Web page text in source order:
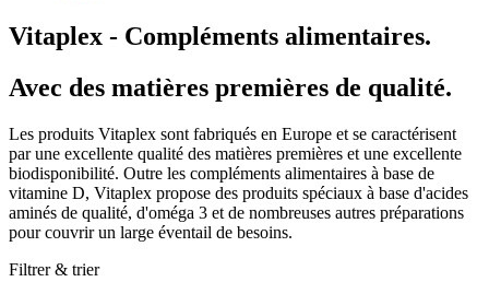
Vitaplex - Compléments alimentaires.
Avec des matières premières de qualité.
Les produits Vitaplex sont fabriqués en Europe et se caractérisent
par une excellente qualité des matières premières et une excellente
biodisponibilité. Outre les compléments alimentaires à base de
vitamine D, Vitaplex propose des produits spéciaux à base d'acides
aminés de qualité, d'oméga 3 et de nombreuses autres préparations
pour couvrir un large éventail de besoins.
Filtrer & trier